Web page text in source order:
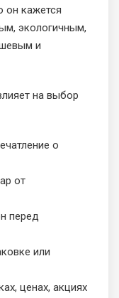
он кажется
экологичным,
и
на выбор
о
от
перед
или
ценах, акциях